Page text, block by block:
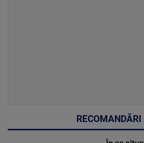
RECOMANDĂRI